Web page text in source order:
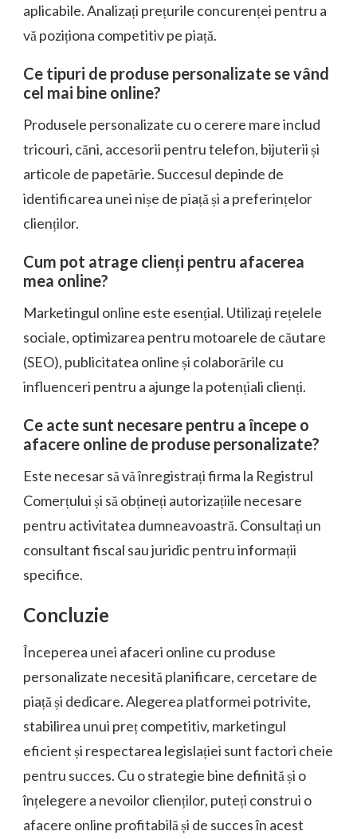
aplicabile. Analizați prețurile concurenței pentru a
vă poziționa competitiv pe piață.
Ce tipuri de produse personalizate se vând
cel mai bine online?
Produsele personalizate cu o cerere mare includ
tricouri, căni, accesorii pentru telefon, bijuterii și
articole de papetărie. Succesul depinde de
identificarea unei nișe de piață și a preferințelor
clienților.
Cum pot atrage clienți pentru afacerea
mea online?
Marketingul online este esențial. Utilizați rețelele
sociale, optimizarea pentru motoarele de căutare
(SEO), publicitatea online și colaborările cu
influenceri pentru a ajunge la potențiali clienți.
Ce acte sunt necesare pentru a începe o
afacere online de produse personalizate?
Este necesar să vă înregistrați firma la Registrul
Comerțului și să obțineți autorizațiile necesare
pentru activitatea dumneavoastră. Consultați un
consultant fiscal sau juridic pentru informații
specifice.
Concluzie
Începerea unei afaceri online cu produse
personalizate necesită planificare, cercetare de
piață și dedicare. Alegerea platformei potrivite,
stabilirea unui preț competitiv, marketingul
eficient și respectarea legislației sunt factori cheie
pentru succes. Cu o strategie bine definită și o
înțelegere a nevoilor clienților, puteți construi o
afacere online profitabilă și de succes în acest